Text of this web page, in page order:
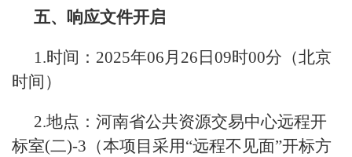
五、响应文件开启
1.时间：2025年06月26日09时00分（北京
时间）
2.地点：河南省公共资源交易中心远程开
标室(二)-3（本项目采用“远程不见面”开标方